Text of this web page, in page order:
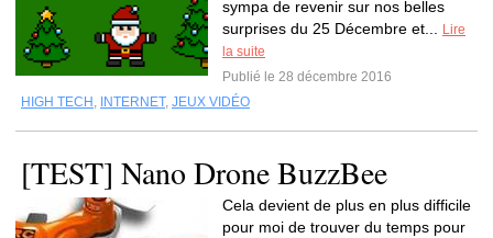
sympa de revenir sur nos belles
surprises du 25 Décembre et...
Lire
la suite
Publié le 28 décembre 2016
HIGH TECH , INTERNET, JEUX VIDÉO
[TEST] Nano Drone BuzzBee
Cela devient de plus en plus difficile
pour moi de trouver du temps pour